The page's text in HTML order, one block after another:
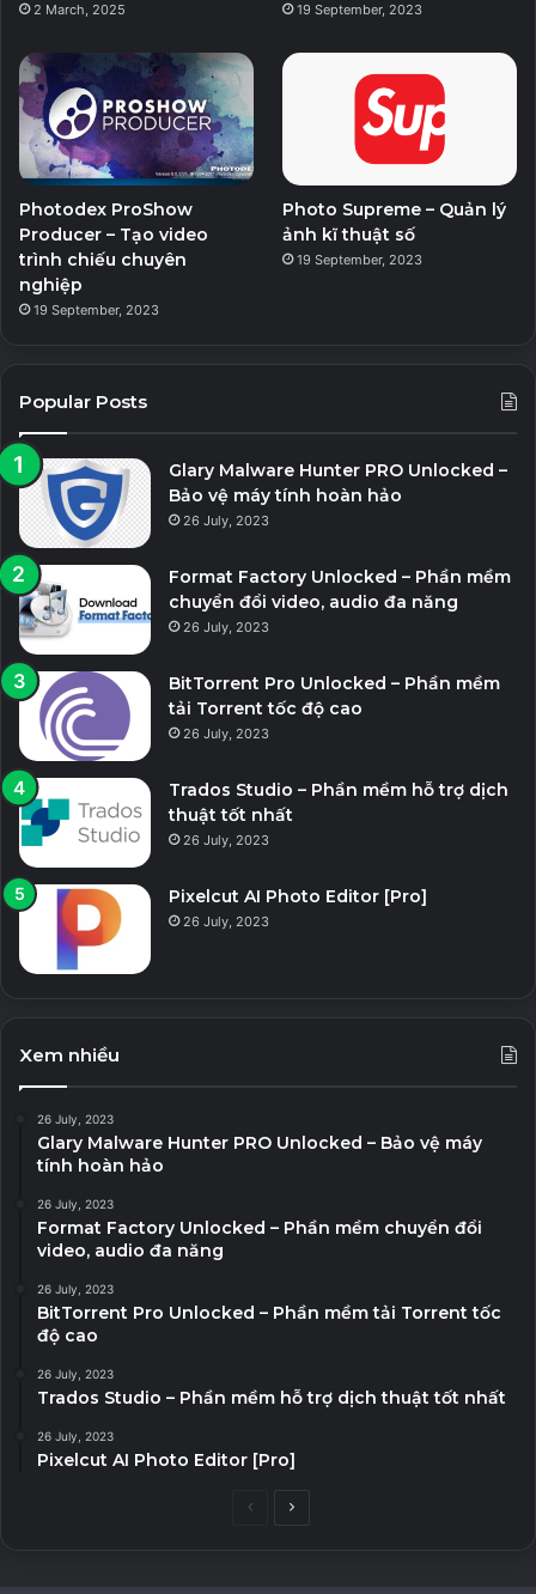
2 March, 2025 19 September, 2023
Photodex ProShow
Producer – Tạo video
trình chiếu chuyên
nghiệp
19 September, 2023
Photo Supreme – Quản lý
ảnh kĩ thuật số
19 September, 2023
Popular Posts
Glary Malware Hunter PRO Unlocked –
Bảo vệ máy tính hoàn hảo
26 July, 2023
Format Factory Unlocked – Phần mềm
chuyển đổi video, audio đa năng
26 July, 2023
BitTorrent Pro Unlocked – Phần mềm
tải Torrent tốc độ cao
26 July, 2023
Trados Studio – Phần mềm hỗ trợ dịch
thuật tốt nhất
26 July, 2023
Pixelcut AI Photo Editor [Pro]
26 July, 2023
Xem nhiều
26 July, 2023
Glary Malware Hunter PRO Unlocked – Bảo vệ máy
tính hoàn hảo
26 July, 2023
Format Factory Unlocked – Phần mềm chuyển đổi
video, audio đa năng
26 July, 2023
BitTorrent Pro Unlocked – Phần mềm tải Torrent tốc
độ cao
26 July, 2023
Trados Studio – Phần mềm hỗ trợ dịch thuật tốt nhất
26 July, 2023
Pixelcut AI Photo Editor [Pro]
PreviousNext